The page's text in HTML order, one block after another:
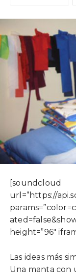
[soundcloud
url=”https://
height=”96″
Las ideas más
Una manta con